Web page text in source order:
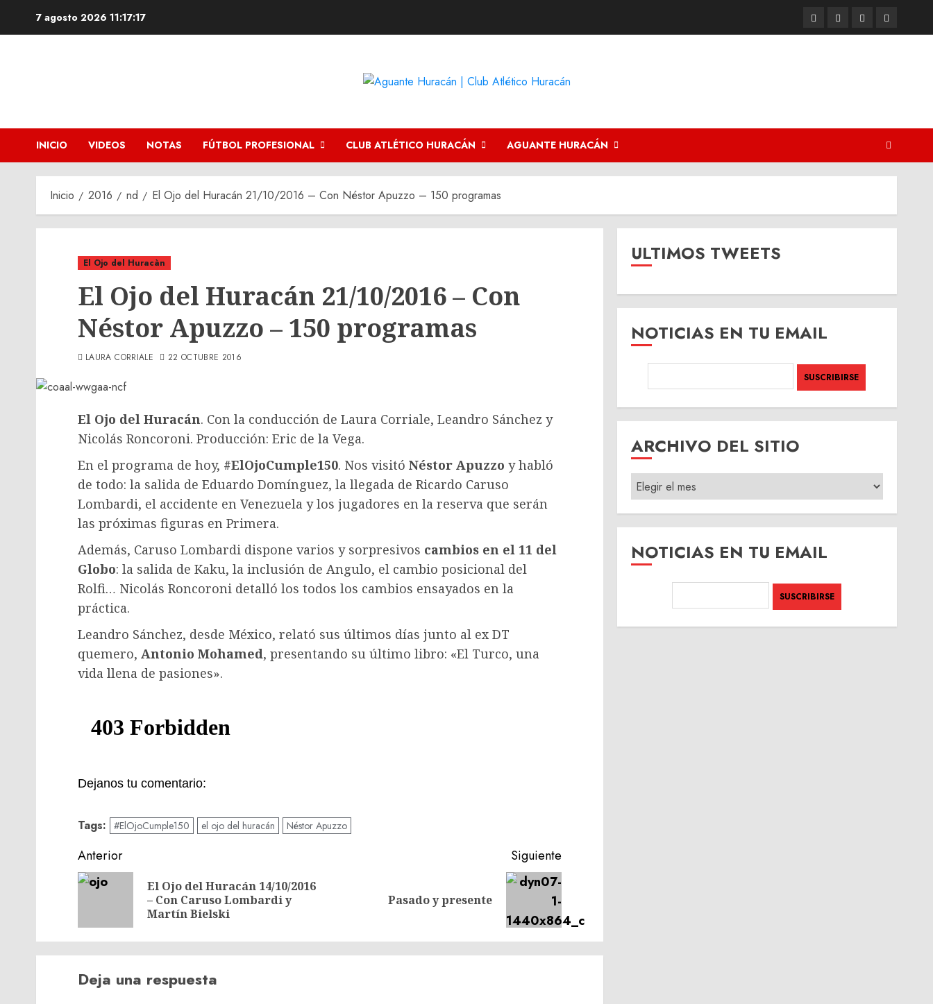
7 agosto 2026 11:17:17 TwitterYoutubeFacebookInstagram
INICIO VIDEOS NOTAS FÚTBOL PROFESIONAL CLUB ATLÉTICO HURACÁN AGUANTE HURACÁN
Inicio 2016 nd El Ojo del Huracán 21/10/2016 – Con Néstor Apuzzo – 150 programas
El Ojo del Huracàn
El Ojo del Huracán 21/10/2016 – Con
Néstor Apuzzo – 150 programas
LAURA CORRIALE 22 OCTUBRE 2016
El Ojo del Huracán. Con la conducción de Laura Corriale, Leandro Sánchez y
Nicolás Roncoroni. Producción: Eric de la Vega.
En el programa de hoy, #ElOjoCumple150. Nos visitó Néstor Apuzzo y habló
de todo: la salida de Eduardo Domínguez, la llegada de Ricardo Caruso
Lombardi, el accidente en Venezuela y los jugadores en la reserva que serán
las próximas figuras en Primera.
Además, Caruso Lombardi dispone varios y sorpresivos cambios en el 11 del
Globo: la salida de Kaku, la inclusión de Angulo, el cambio posicional del
Rolfi… Nicolás Roncoroni detalló los todos los cambios ensayados en la
práctica.
Leandro Sánchez, desde México, relató sus últimos días junto al ex DT
quemero, Antonio Mohamed, presentando su último libro: «El Turco, una
vida llena de pasiones».
Dejanos tu comentario:
Tags: #ElOjoCumple150 el ojo del huracán Néstor Apuzzo
Navegación
de
entradas
Anterior
El Ojo del Huracán 14/10/2016
– Con Caruso Lombardi y
Martín Bielski
Siguiente
Pasado y presente
Deja una respuesta
ULTIMOS TWEETS
NOTICIAS EN TU EMAIL
ARCHIVO DEL SITIO
ARCHIVO
DEL
SITIO
NOTICIAS EN TU EMAIL